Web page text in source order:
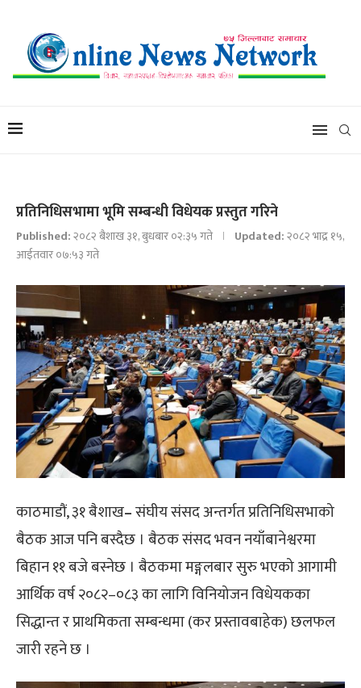
प्रतिनिधिसभामा भूमि सम्बन्धी विधेयक प्रस्तुत गरिने
Published:२०८२ बैशाख ३१, बुधबार ०२:३५ गते Updated:२०८२ भाद्र १५,
आईतवार ०७:५३ गते
काठमाडौं, ३१ बैशाख–संघीय संसद अन्तर्गत प्रतिनिधिसभाको
बैठक आज पनि बस्दैछ । बैठक संसद भवन नयाँबानेश्वरमा
बिहान ११ बजे बस्नेछ । बैठकमा मङ्गलबार सुरु भएको आगामी
आर्थिक वर्ष २०८२–०८३ का लागि विनियोजन विधेयकका
सिद्धान्त र प्राथमिकता सम्बन्धमा (कर प्रस्तावबाहेक) छलफल
जारी रहने छ ।